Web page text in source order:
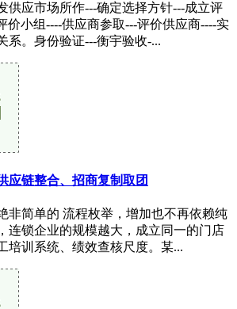
供应市场所作---确定选择方针---成立评
价小组----供应商参取---评价供应商----实
系。身份验证---衡宇验收-...
应链整合、招商复制取团
非简单的 流程枚举，增加也不再依赖纯
连锁企业的规模越大，成立同一的门店
培训系统、绩效查核尺度。某...